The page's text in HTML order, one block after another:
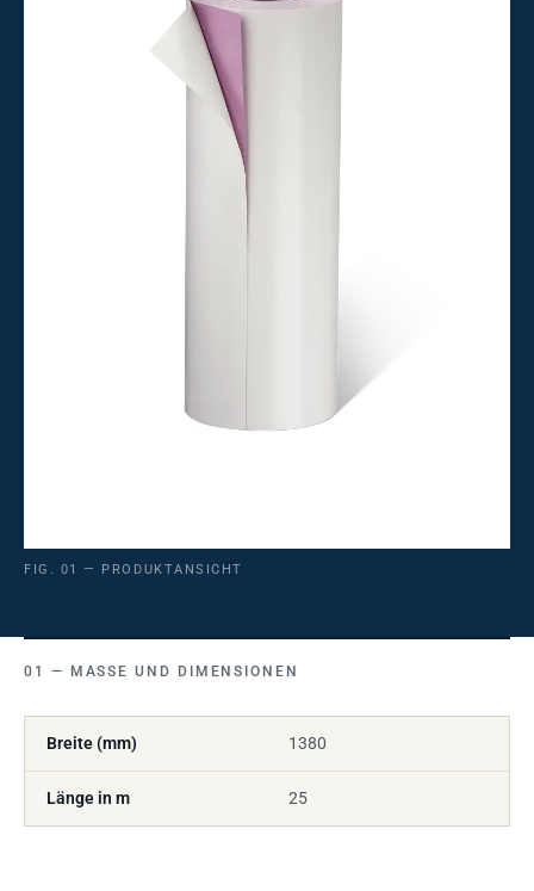
FIG. 01 — PRODUKTANSICHT
MASSE UND DIMENSIONEN
Breite (mm) 1380
Länge in m 25